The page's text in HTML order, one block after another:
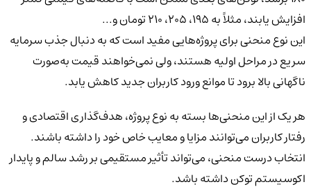
افزایش یابند، مثلاً به ۱۹۵، ۲۰۵، ۲۱۰ تومان و...
این نوع منحنی برای پروژه‌هایی مفید است که به دنبال جذب سرمایه
سریع در مراحل اولیه هستند، ولی نمی‌خواهند قیمت به‌صورت
ناگهانی بالا برود تا موانع ورود کاربران جدید کاهش یابد.
هر یک از این منحنی‌ها بسته به نوع پروژه، هدف‌گذاری اقتصادی و
رفتار کاربران می‌توانند مزایا و معایب خاص خود را داشته باشند.
انتخاب درست منحنی، می‌تواند تأثیر مستقیمی بر رشد سالم و پایدار
اکوسیستم توکن داشته باشد.